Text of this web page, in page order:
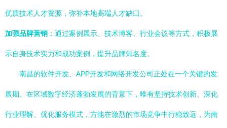
优质技术人才资源，弥补本地高端人才缺口。
加强品牌营销 ：通过案例展示、技术博客、行业会议等方式，积极展
示自身技术实力和成功案例，提升品牌知名度。
南昌的软件开发、APP开发和网络开发公司正处在一个关键的发
展期。在区域数字经济蓬勃发展的背景下，唯有坚持技术创新、深化
行业理解、优化服务模式，方能在激烈的市场竞争中行稳致远，为南